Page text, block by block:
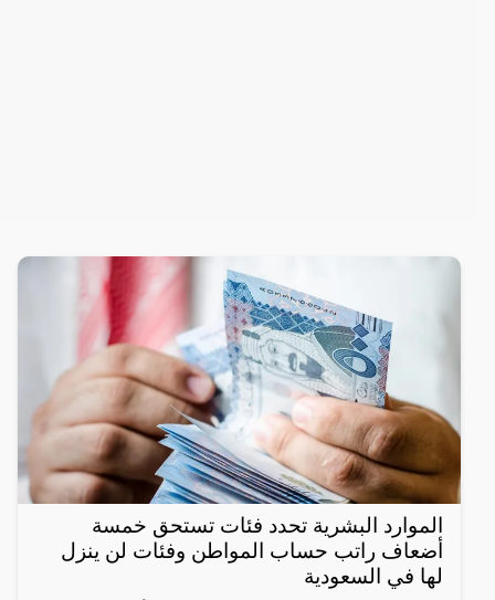
الموارد البشرية تحدد فئات تستحق خمسة
أضعاف راتب حساب المواطن وفئات لن ينزل
لها في السعودية